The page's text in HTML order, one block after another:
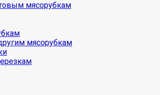
мясорубкам
мясорубкам